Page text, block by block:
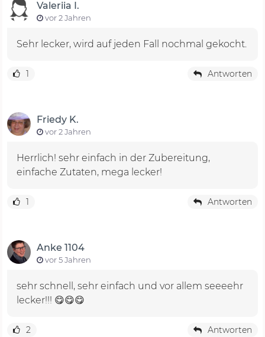
Valeriia I.
vor 2 Jahren
Sehr lecker, wird auf jeden Fall nochmal gekocht.
1 Antworten
Friedy K.
vor 2 Jahren
Herrlich! sehr einfach in der Zubereitung,
einfache Zutaten, mega lecker!
1 Antworten
Anke 1104
vor 5 Jahren
sehr schnell, sehr einfach und vor allem seeeehr
lecker!!! 😋😋😋
2 Antworten